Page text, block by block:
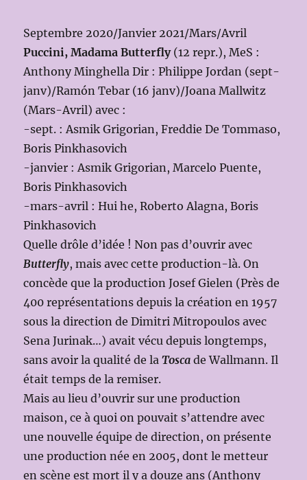
Septembre 2020/Janvier 2021/Mars/Avril
Puccini, Madama Butterfly (12 repr.), MeS :
Anthony Minghella Dir : Philippe Jordan (sept-
janv)/Ramón Tebar (16 janv)/Joana Mallwitz
(Mars-Avril) avec :
-sept. : Asmik Grigorian, Freddie De Tommaso,
Boris Pinkhasovich
-janvier : Asmik Grigorian, Marcelo Puente,
Boris Pinkhasovich
-mars-avril : Hui he, Roberto Alagna, Boris
Pinkhasovich
Quelle drôle d’idée ! Non pas d’ouvrir avec
Butterfly, mais avec cette production-là. On
concède que la production Josef Gielen (Près de
400 représentations depuis la création en 1957
sous la direction de Dimitri Mitropoulos avec
Sena Jurinak…) avait vécu depuis longtemps,
sans avoir la qualité de laTosca de Wallmann. Il
était temps de la remiser.
Mais au lieu d’ouvrir sur une production
maison, ce à quoi on pouvait s’attendre avec
une nouvelle équipe de direction, on présente
une production née en 2005, dont le metteur
en scène est mort il y a douze ans (Anthony